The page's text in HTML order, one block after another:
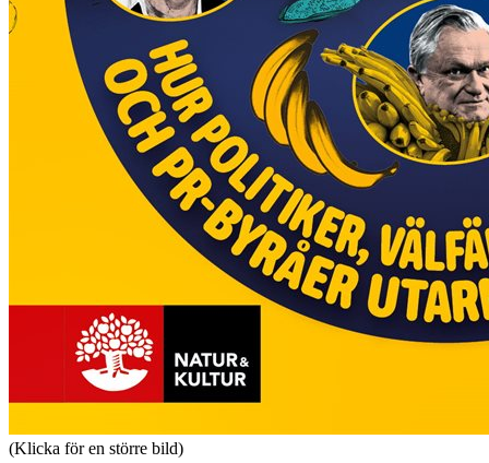
(Klicka för en större bild)